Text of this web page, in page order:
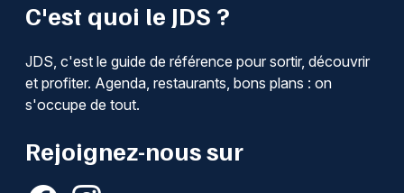
C'est quoi le JDS ?
JDS, c'est le guide de référence pour sortir, découvrir
et profiter. Agenda, restaurants, bons plans : on
s'occupe de tout.
Rejoignez-nous sur